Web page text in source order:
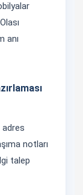
anı
adres
notları
talep